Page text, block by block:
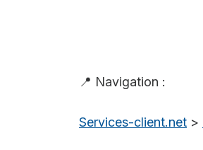
📍 Navigation :
Services-client.net >